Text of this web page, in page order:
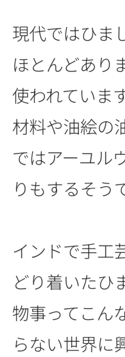
現代ではひま
ほとんどあり
使われていま
材料や油絵の
ではアーユル
りもするそう
インドで手工
どり着いたひ
物事ってこん
らない世界に